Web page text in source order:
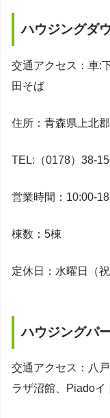
ハウジングダ
交通アクセス：車:
田そば
住所：青森県上北
TEL:（0178）38-
営業時間：10:00-
棟数：5棟
定休日：水曜日（
ハウジングパ
交通アクセス：八
ラザ沼館、Piadoイ